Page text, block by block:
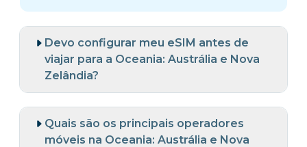
Devo configurar meu eSIM antes de
viajar para a Oceania: Austrália e Nova
Zelândia?
Quais são os principais operadores
móveis na Oceania: Austrália e Nova